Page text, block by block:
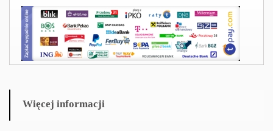
Więcej informacji